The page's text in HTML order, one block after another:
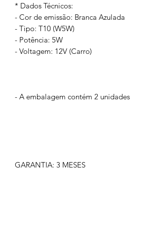
* Dados Técnicos:
- Cor de emissão: Branca Azulada
- Tipo: T10 (W5W)
- Potência: 5W
- Voltagem: 12V (Carro)
- A embalagem contém 2 unidades
GARANTIA: 3 MESES